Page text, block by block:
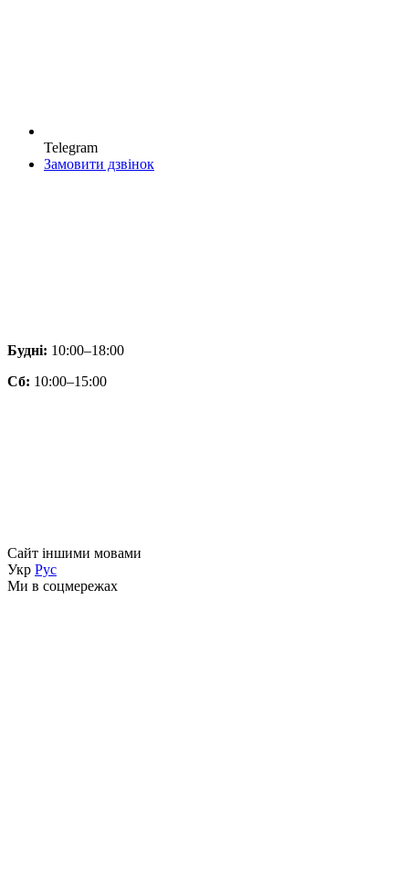
Telegram
Замовити дзвінок
Будні: 10:00–18:00
Сб: 10:00–15:00
Сайт іншими мовами
Укр Рус
Ми в соцмережах